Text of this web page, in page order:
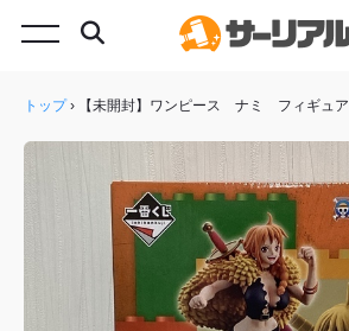
トップ› 【未開封】ワンピース ナミ フィギュア